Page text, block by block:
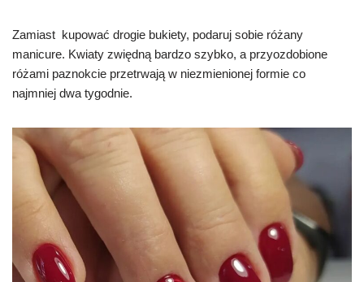
Zamiast kupować drogie bukiety, podaruj sobie różany
manicure. Kwiaty zwiędną bardzo szybko, a przyozdobione
różami paznokcie przetrwają w niezmienionej formie co
najmniej dwa tygodnie.